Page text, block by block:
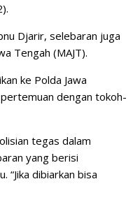
Djarir, selebaran juga
Tengah (MAJT).
ke Polda Jawa
dengan tokoh-
tegas dalam
yang berisi
“Jika dibiarkan bisa